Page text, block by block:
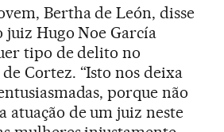
Bertha de León, disse
juiz Hugo Noe García
tipo de delito no
Cortez. “Isto nos deixa
porque não
atuação de um juiz neste